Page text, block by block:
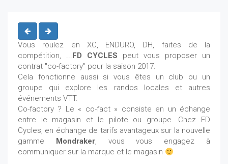
Vous roulez en XC, ENDURO, DH, faites de la
compétition, ...FD CYCLES peut vous proposer un
contrat "co-factory" pour la saison 2017.
Cela fonctionne aussi si vous êtes un club ou un
groupe qui explore les randos locales et autres
événements VTT.
Co-factory ? Le « co-fact » consiste en un échange
entre le magasin et le pilote ou groupe. Chez FD
Cycles, en échange de tarifs avantageux sur la nouvelle
gamme Mondraker, vous vous engagez à
communiquer sur la marque et le magasin